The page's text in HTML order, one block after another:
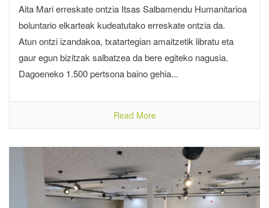
Aita Mari erreskate ontzia Itsas Salbamendu Humanitarioa
boluntario elkarteak kudeatutako erreskate ontzia da.
Atun ontzi izandakoa, txatartegian amaitzetik libratu eta
gaur egun bizitzak salbatzea da bere egiteko nagusia.
Dagoeneko 1.500 pertsona baino gehia...
Read More